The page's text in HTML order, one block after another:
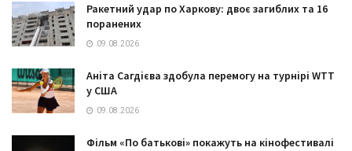
Ракетний удар по Харкову: двоє загиблих та 16
поранених
09.08.2026
Аніта Сагдієва здобула перемогу на турнірі WTT
у США
09.08.2026
Фільм «По батькові» покажуть на кінофестивалі